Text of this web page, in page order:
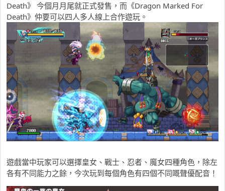
Death》 今個月月尾就正式發售，而《Dragon Marked For
Death》仲要可以四人多人線上合作遊玩。
遊戲當中玩家可以選擇皇女、戰士、忍者、魔女四種角色，除左
各有不同能力之餘，今次玩到每個角色有四個不同嘅聲優配音！